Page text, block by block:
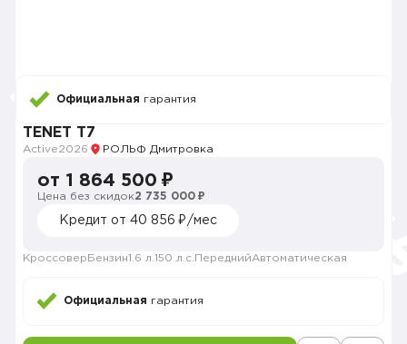
Официальная гарантия
TENET T7
Active2026 РОЛЬФ Дмитровка
от 1 864 500 ₽
Цена без скидок2 735 000 ₽
Кредит от 40 856 ₽/мес
Кроссовер Бензин1.6 л. 150 л.с. ПереднийАвтоматическая
Официальная гарантия